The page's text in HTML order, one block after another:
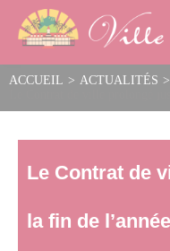
ACCUEIL > ACTUALITÉS >
Le Contrat de
la fin de l’année
Cookies management